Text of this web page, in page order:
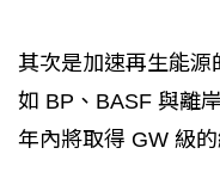
其次是加速再生能
如 BP、BASF 與離
年內將取得 GW 級